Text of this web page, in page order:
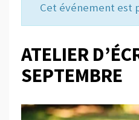
Cet événement est
ATELIER
SEPTEMBRE